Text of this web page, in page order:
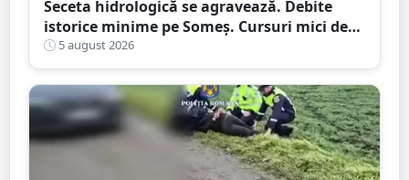
Seceta hidrologică se agravează. Debite
istorice minime pe Someș. Cursuri mici de
ape au secat
5 august 2026